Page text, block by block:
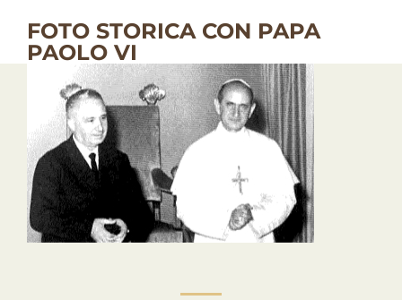
FOTO STORICA CON PAPA
PAOLO VI